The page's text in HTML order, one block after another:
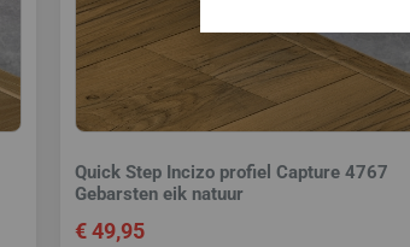
Quick Step Incizo profiel Capture 4767
Gebarsten eik natuur
€49,95